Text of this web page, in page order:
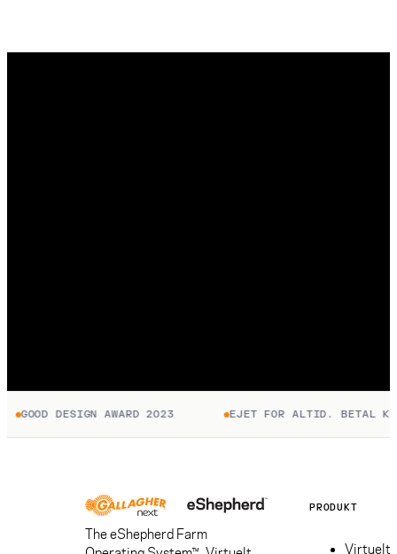
GOOD DESIGN AWARD 2023 EJET FOR ALTID. BETAL KUN
The eShepherd Farm
PRODUKT
Virtuelt